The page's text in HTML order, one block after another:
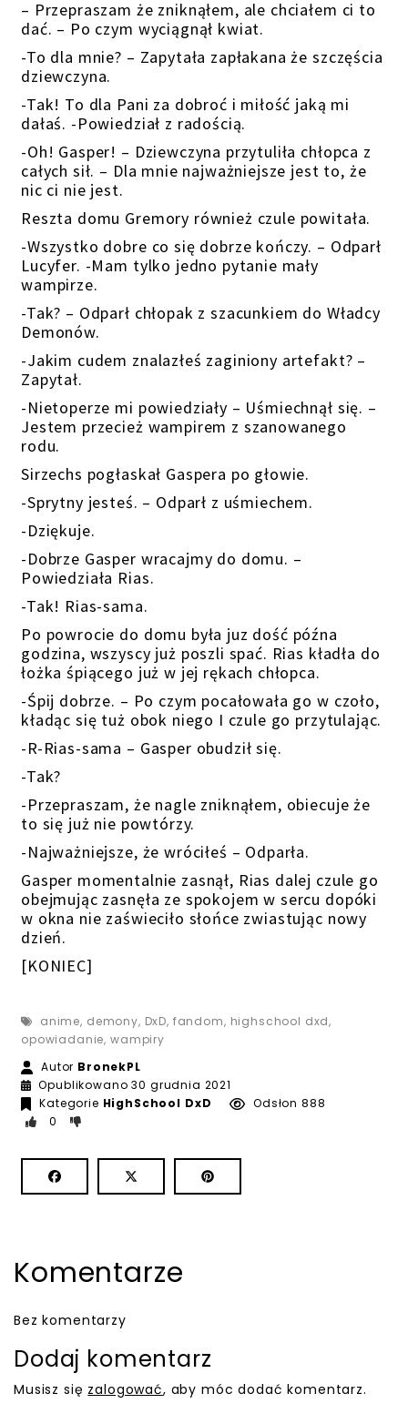
– Przepraszam że zniknąłem, ale chciałem ci to
dać. – Po czym wyciągnął kwiat.
-To dla mnie? – Zapytała zapłakana że szczęścia
dziewczyna.
-Tak! To dla Pani za dobroć i miłość jaką mi
dałaś. -Powiedział z radością.
-Oh! Gasper! – Dziewczyna przytuliła chłopca z
całych sił. – Dla mnie najważniejsze jest to, że
nic ci nie jest.
Reszta domu Gremory również czule powitała.
-Wszystko dobre co się dobrze kończy. – Odparł
Lucyfer. -Mam tylko jedno pytanie mały
wampirze.
-Tak? – Odparł chłopak z szacunkiem do Władcy
Demonów.
-Jakim cudem znalazłeś zaginiony artefakt? –
Zapytał.
-Nietoperze mi powiedziały – Uśmiechnął się. –
Jestem przecież wampirem z szanowanego
rodu.
Sirzechs pogłaskał Gaspera po głowie.
-Sprytny jesteś. – Odparł z uśmiechem.
-Dziękuje.
-Dobrze Gasper wracajmy do domu. –
Powiedziała Rias.
-Tak! Rias-sama.
Po powrocie do domu była juz dość późna
godzina, wszyscy już poszli spać. Rias kładła do
łożka śpiącego już w jej rękach chłopca.
-Śpij dobrze. – Po czym pocałowała go w czoło,
kładąc się tuż obok niego I czule go przytulając.
-R-Rias-sama – Gasper obudził się.
-Tak?
-Przepraszam, że nagle zniknąłem, obiecuje że
to się już nie powtórzy.
-Najważniejsze, że wróciłeś – Odparła.
Gasper momentalnie zasnął, Rias dalej czule go
obejmując zasnęła ze spokojem w sercu dopóki
w okna nie zaświeciło słońce zwiastując nowy
dzień.
[KONIEC]
anime, demony, DxD, fandom, highschool dxd,
opowiadanie,wampiry
Autor BronekPL
Opublikowano30 grudnia 2021
Kategorie HighSchool DxD
Odsłon 888
0
Komentarze
Bez komentarzy
Dodaj komentarz
Musisz się zalogować, aby móc dodać komentarz.